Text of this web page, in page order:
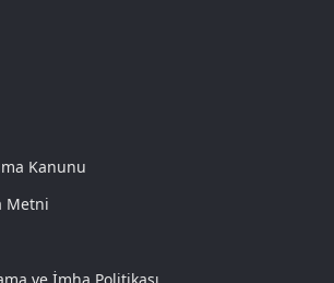
Kanunu
Metni